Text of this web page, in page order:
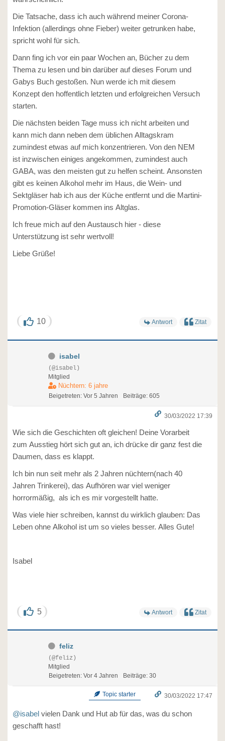
Die Tatsache, dass ich auch während meiner Corona-
Infektion (allerdings ohne Fieber) weiter getrunken habe,
spricht wohl für sich.
Dann fing ich vor ein paar Wochen an, Bücher zu dem
Thema zu lesen und bin darüber auf dieses Forum und
Gabys Buch gestoßen. Nun werde ich mit diesem
Konzept den hoffentlich letzten und erfolgreichen Versuch
starten.
Die nächsten beiden Tage muss ich nicht arbeiten und
kann mich dann neben dem üblichen Alltagskram
zumindest etwas auf mich konzentrieren. Von den NEM
ist inzwischen einiges angekommen, zumindest auch
GABA, was den meisten gut zu helfen scheint. Ansonsten
gibt es keinen Alkohol mehr im Haus, die Wein- und
Sektgläser hab ich aus der Küche entfernt und die Martini-
Promotion-Gläser kommen ins Altglas.
Ich freue mich auf den Austausch hier - diese
Unterstützung ist sehr wertvoll!
Liebe Grüße!
10 Antwort Zitat
isabel
(@isabel)
Mitglied
Nüchtern: 6 jahre
Beigetreten: Vor 5 Jahren Beiträge: 605
30/03/2022 17:39
Wie sich die Geschichten oft gleichen! Deine Vorarbeit
zum Ausstieg hört sich gut an, ich drücke dir ganz fest die
Daumen, dass es klappt.
Ich bin nun seit mehr als 2 Jahren nüchtern(nach 40
Jahren Trinkerei), das Aufhören war viel weniger
horrormäßig, als ich es mir vorgestellt hatte.
Was viele hier schreiben, kannst du wirklich glauben: Das
Leben ohne Alkohol ist um so vieles besser. Alles Gute!
Isabel
5 Antwort Zitat
feliz
(@feliz)
Mitglied
Beigetreten: Vor 4 Jahren
Beiträge: 30
Topic starter 30/03/2022 17:47
@isabel vielen Dank und Hut ab für das, was du schon
geschafft hast!